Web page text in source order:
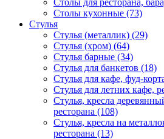
Столы для ресторана,
Столы кухонные (73)
Стулья
Стулья (металлик) (29)
Стулья (хром) (64)
Стулья барные (34)
Стулья для банкетов (18)
Стулья для кафе, фуд-
Стулья для летних кафе,
Стулья, кресла
ресторана (108)
Стулья, кресла на
ресторана (13)